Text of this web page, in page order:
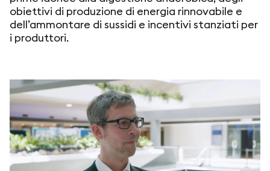
contatti
ACCEDI
seguici su
obiettivi di produzione di energia rinnovabile e
dell’ammontare di sussidi e incentivi stanziati per
i produttori.